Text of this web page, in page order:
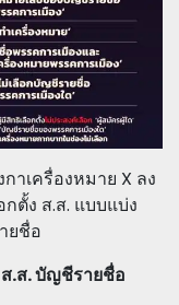
าเครื่องหมาย X ลง
ตั้ง ส.ส. แบบแบ่ง
ยชื่อ
ส.ส. บัญชีรายชื่อ